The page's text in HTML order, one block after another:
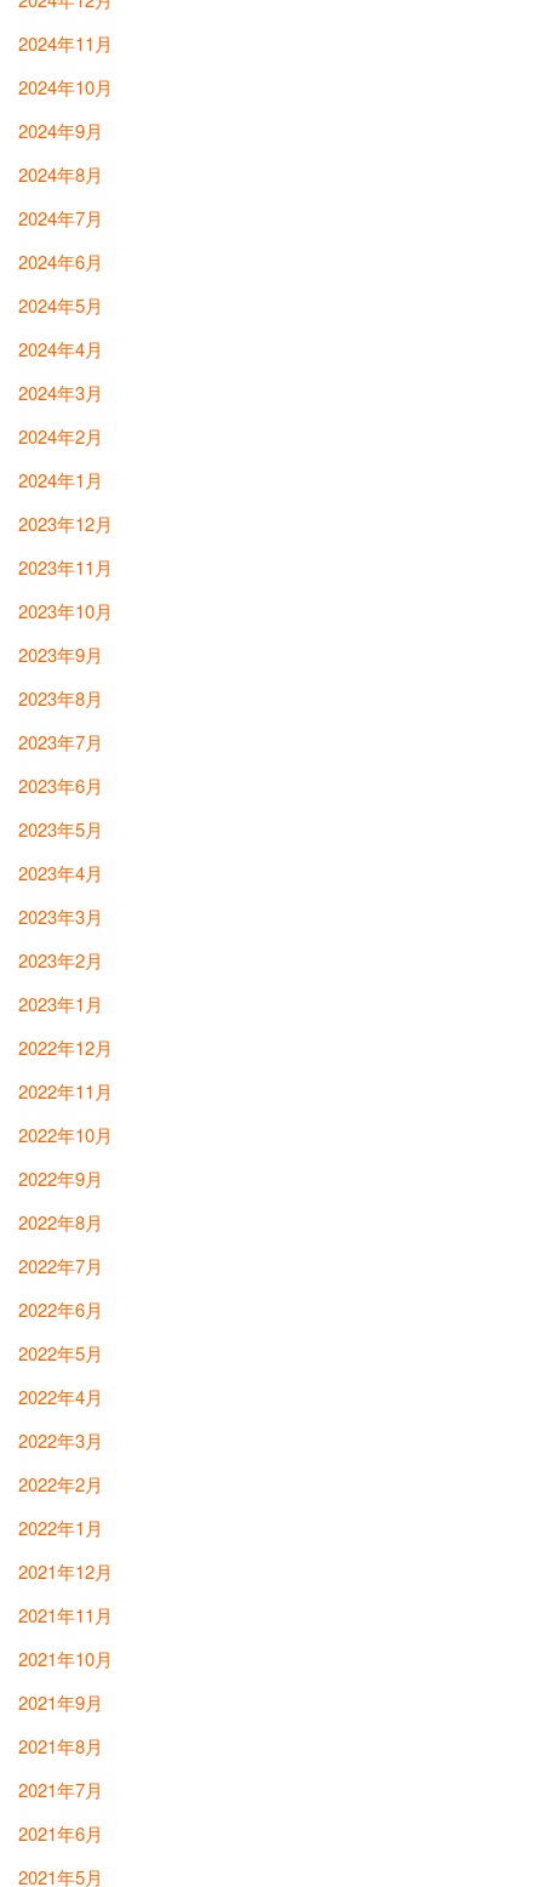
2024年11月
2024年10月
2024年9月
2024年8月
2024年7月
2024年6月
2024年5月
2024年4月
2024年3月
2024年2月
2024年1月
2023年12月
2023年11月
2023年10月
2023年9月
2023年8月
2023年7月
2023年6月
2023年5月
2023年4月
2023年3月
2023年2月
2023年1月
2022年12月
2022年11月
2022年10月
2022年9月
2022年8月
2022年7月
2022年6月
2022年5月
2022年4月
2022年3月
2022年2月
2022年1月
2021年12月
2021年11月
2021年10月
2021年9月
2021年8月
2021年7月
2021年6月
2021年5月